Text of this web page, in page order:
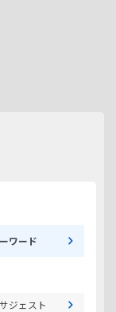
ワード
ジェスト